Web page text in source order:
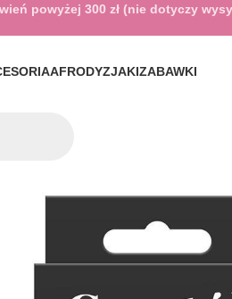
AFRODYZJAKIZABAWKI
powyżej 300 zł (nie dotyczy